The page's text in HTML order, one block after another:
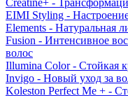
Creatine+ -
EIMI Styling -
Elements - Натуральная
Fusion - Интенсивное
волос
Illumina Color - Стойкая
Invigo - Новый уход за
Koleston Perfect Me + -